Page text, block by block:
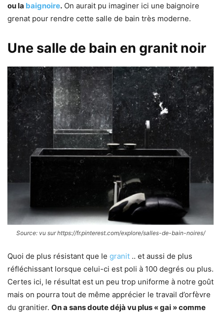
ou la baignoire. On aurait pu imaginer ici une baignoire
grenat pour rendre cette salle de bain très moderne.
Une salle de bain en granit noir
Source: vu sur https://fr.pinterest.com/explore/salles-de-bain-noires/
Quoi de plus résistant que le granit .. et aussi de plus
réfléchissant lorsque celui-ci est poli à 100 degrés ou plus.
Certes ici, le résultat est un peu trop uniforme à notre goût
mais on pourra tout de même apprécier le travail d’orfèvre
du granitier. On a sans doute déjà vu plus « gai » comme